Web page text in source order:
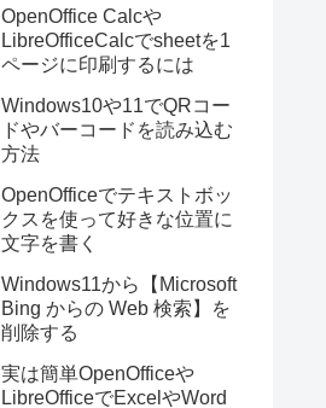
OpenOffice Calcや
LibreOfficeCalcでsheetを1
ページに印刷するには
Windows10や11でQRコー
ドやバーコードを読み込む
方法
OpenOfficeでテキストボッ
クスを使って好きな位置に
文字を書く
Windows11から【Microsoft
Bing からの Web 検索】を
削除する
実は簡単OpenOfficeや
LibreOfficeでExcelやWord